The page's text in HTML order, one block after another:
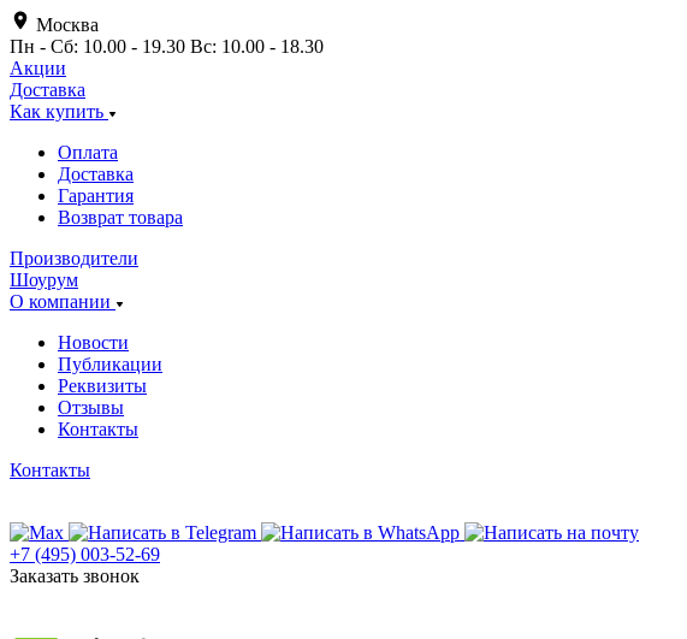
Москва
Пн - Сб: 10.00 - 19.30 Вс: 10.00 - 18.30
Акции
Доставка
Как купить
Оплата
Доставка
Гарантия
Возврат товара
Производители
Шоурум
О компании
Новости
Публикации
Реквизиты
Отзывы
Контакты
Контакты
+7 (495) 003-52-69
Заказать звонок